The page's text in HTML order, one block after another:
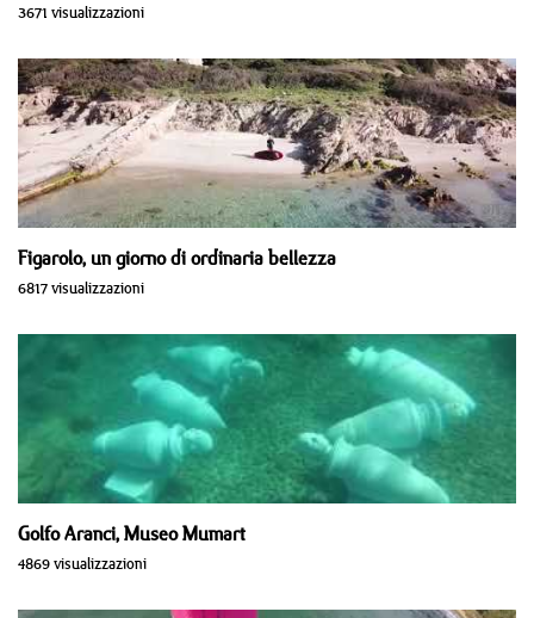
3671 visualizzazioni
Figarolo, un giorno di ordinaria bellezza
6817 visualizzazioni
Golfo Aranci, Museo Mumart
4869 visualizzazioni